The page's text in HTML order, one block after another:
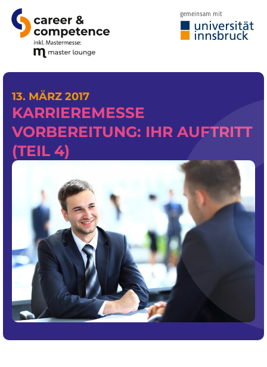
gemeinsam mit
13. MÄRZ 2017
KARRIEREMESSE
VORBEREITUNG: IHR AUFTRITT
(TEIL 4)